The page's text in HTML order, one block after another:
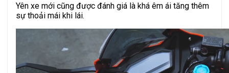
Yên xe mới cũng được đánh giá là khá êm ái tăng thêm
sự thoải mái khi lái.